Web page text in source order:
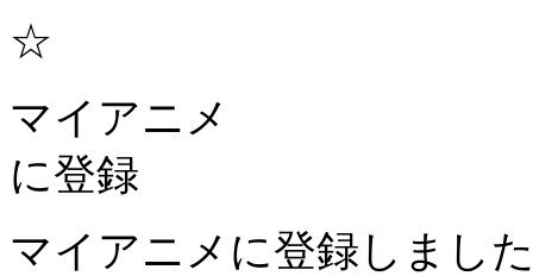
☆
マイアニメ
に登録
マイアニメに登録しまし